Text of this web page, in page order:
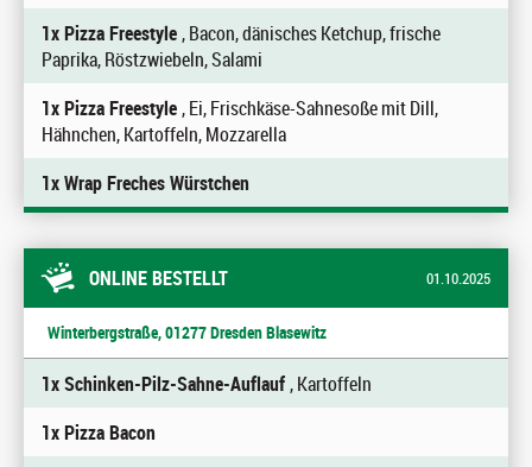
1x Pizza Freestyle, Bacon, dänisches Ketchup, frische
Paprika, Röstzwiebeln, Salami
1x Pizza Freestyle, Ei, Frischkäse-Sahnesoße mit Dill,
Hähnchen, Kartoffeln, Mozzarella
1x Wrap Freches Würstchen
ONLINE BESTELLT 01.10.2025
Winterbergstraße, 01277 Dresden Blasewitz
1x Schinken-Pilz-Sahne-Auflauf, Kartoffeln
1x Pizza Bacon